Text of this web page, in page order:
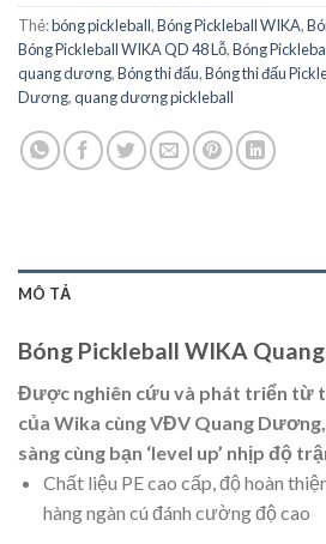
Thẻ:bóng pickleball,Bóng Pickleball WIKA,
Bóng Pickleball WIKA QD 48 Lỗ,Bóng
quang dương,Bóng thi đấu,Bóng thi đấu
Dương,quang dương pickleball
MÔ TẢ
Bóng Pickleball WIKA
Được nghiên cứu và phát triển từ
của Wika cùng VĐV Quang
sàng cùng bạn ‘level up’ nhịp độ
Chất liệu PE cao cấp, độ hoàn
hàng ngàn cú đánh cường độ cao